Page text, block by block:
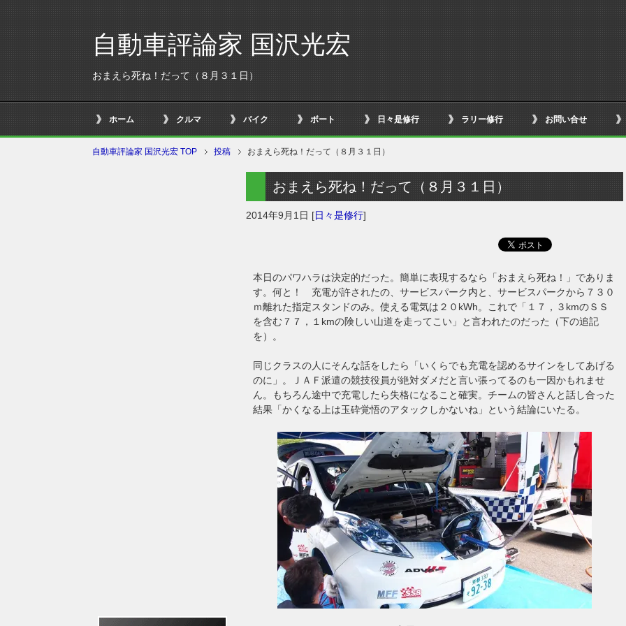
自動車評論家 国沢光宏
おまえら死ね！だって（８月３１日）
ホーム クルマ バイク ボート 日々是修行 ラリー修行 お問い合せ
自動車評論家 国沢光宏 TOP 投稿 おまえら死ね！だって（８月３１日）
おまえら死ね！だって（８月３１日）
2014年9月1日 [日々是修行]
本日のパワハラは決定的だった。簡単に表現するなら「おまえら死ね！」でありま
す。何と！ 充電が許されたの、サービスパーク内と、サービスパークから７３０
ｍ離れた指定スタンドのみ。使える電気は２０kWh。これで「１７，３kmのＳＳ
を含む７７，１kmの険しい山道を走ってこい」と言われたのだった（下の追記
を）。
同じクラスの人にそんな話をしたら「いくらでも充電を認めるサインをしてあげる
のに」。ＪＡＦ派遣の競技役員が絶対ダメだと言い張ってるのも一因かもれませ
ん。もちろん途中で充電したら失格になること確実。チームの皆さんと話し合った
結果「かくなる上は玉砕覚悟のアタックしかないね」という結論にいたる。